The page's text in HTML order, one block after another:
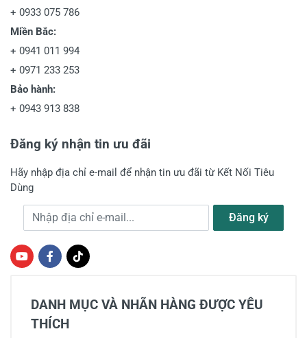
+ 0933 075 786
Miền Bắc:
+ 0941 011 994
+ 0971 233 253
Bảo hành:
+ 0943 913 838
Đăng ký nhận tin ưu đãi
Hãy nhập địa chỉ e-mail để nhận tin ưu đãi từ Kết Nối Tiêu
Dùng
Địa chỉ e-mail Đăng ký
DANH MỤC VÀ NHÃN HÀNG ĐƯỢC YÊU
THÍCH